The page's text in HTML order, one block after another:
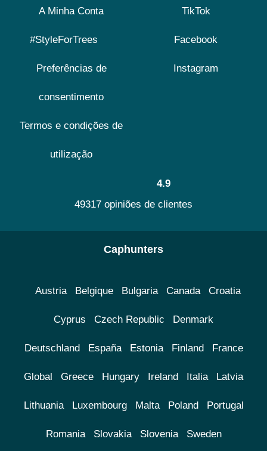
A Minha Conta
#StyleForTrees
Preferências de
consentimento
Termos e condições de
utilização
TikTok
Facebook
Instagram
4.9
49317 opiniões de clientes
Caphunters
Austria Belgique Bulgaria Canada Croatia
Cyprus Czech Republic Denmark
Deutschland España Estonia Finland France
Global Greece Hungary Ireland Italia Latvia
Lithuania Luxembourg Malta Poland Portugal
Romania Slovakia Slovenia Sweden